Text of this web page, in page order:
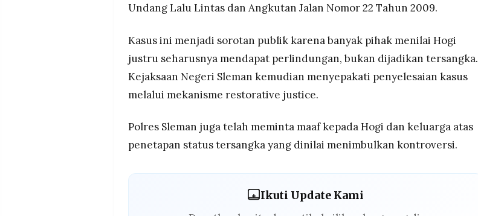
Undang Lalu Lintas dan Angkutan Jalan Nomor 22 Tahun 2009.
Kasus ini menjadi sorotan publik karena banyak pihak menilai Hogi
justru seharusnya mendapat perlindungan, bukan dijadikan tersangka.
Kejaksaan Negeri Sleman kemudian menyepakati penyelesaian kasus
melalui mekanisme restorative justice.
Polres Sleman juga telah meminta maaf kepada Hogi dan keluarga atas
penetapan status tersangka yang dinilai menimbulkan kontroversi.
Ikuti Update Kami